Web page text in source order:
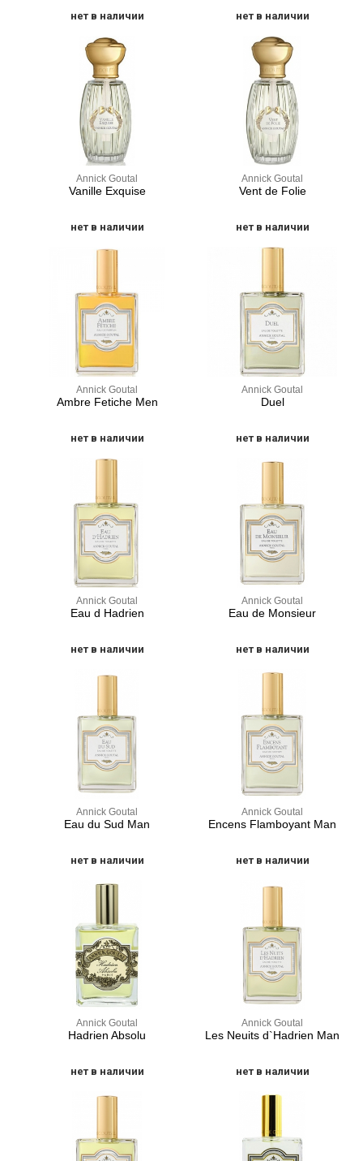
нет в наличии нет в наличии
Annick Goutal
Vanille Exquise
нет в наличии
Annick Goutal
Vent de Folie
нет в наличии
Annick Goutal
Ambre Fetiche Men
нет в наличии
Annick Goutal
Duel
нет в наличии
Annick Goutal
Eau d Hadrien
нет в наличии
Annick Goutal
Eau de Monsieur
нет в наличии
Annick Goutal
Eau du Sud Man
нет в наличии
Annick Goutal
Encens Flamboyant Man
нет в наличии
Annick Goutal
Hadrien Absolu
нет в наличии
Annick Goutal
Les Neuits d`Hadrien Man
нет в наличии